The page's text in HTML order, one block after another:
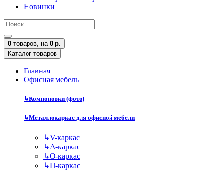
Новинки
0 товаров, на 0 р.
Каталог товаров
Главная
Офисная мебель
↳Компоновки (фото)
↳Металлокаркас для офисной мебели
↳V-каркас
↳А-каркас
↳О-каркас
↳П-каркас